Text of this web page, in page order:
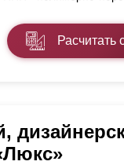
Расчитать